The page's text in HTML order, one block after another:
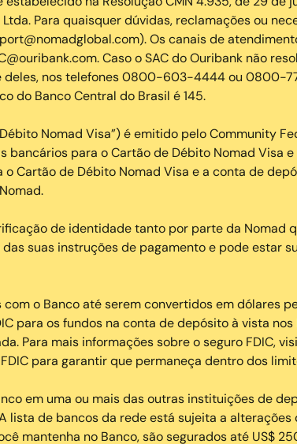
Para quaisquer dúvidas, reclamações ou
Os canais de
Caso o SAC do Ouribank não
deles, nos telefones 0800-603-4444 ou 0800-
do Banco Central do Brasil é 145.
Nomad Visa”) é emitido pelo Community
bancários para o Cartão de Débito Nomad Visa
Cartão de Débito Nomad Visa e a conta de
de identidade tanto por parte da Nomad
suas instruções de pagamento e pode estar
o Banco até serem convertidos em dólares
para os fundos na conta de depósito à vista
Para mais informações sobre o seguro FDIC,
para garantir que permaneça dentro dos
em uma ou mais das outras instituições de
lista de bancos da rede está sujeita a
mantenha no Banco, são segurados até US$